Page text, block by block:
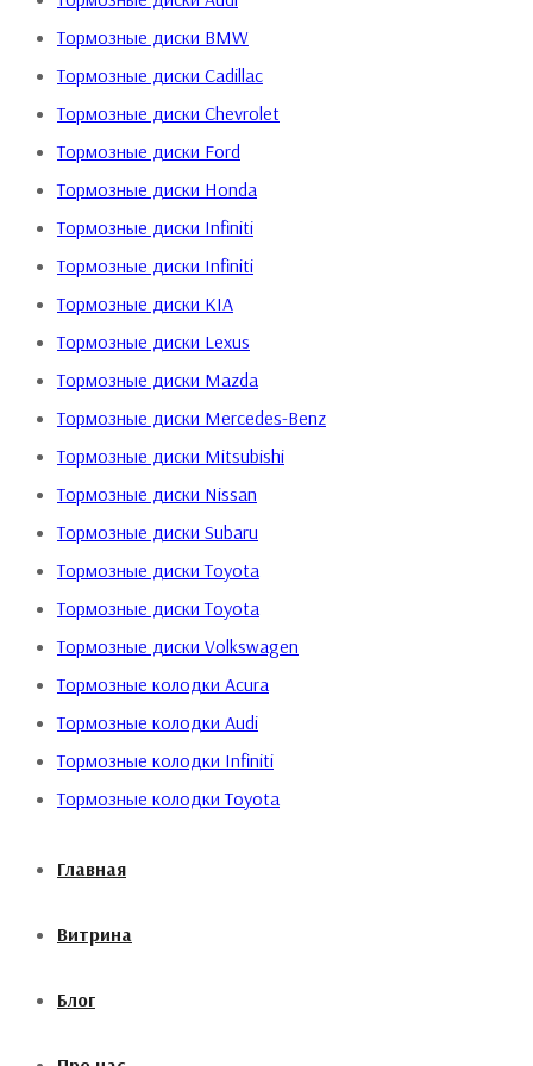
Тормозные диски BMW
Тормозные диски Cadillac
Тормозные диски Chevrolet
Тормозные диски Ford
Тормозные диски Honda
Тормозные диски Infiniti
Тормозные диски Infiniti
Тормозные диски KIA
Тормозные диски Lexus
Тормозные диски Mazda
Тормозные диски Mercedes-Benz
Тормозные диски Mitsubishi
Тормозные диски Nissan
Тормозные диски Subaru
Тормозные диски Toyota
Тормозные диски Toyota
Тормозные диски Volkswagen
Тормозные колодки Acura
Тормозные колодки Audi
Тормозные колодки Infiniti
Тормозные колодки Toyota
Главная
Витрина
Блог
керамические тормозные колодки тише и торможение более
ровное. Для водителей, которые предпочитают эффективное
торможение, без каких-либо неприятных звуков, тормозные
колодки Ceramic – это лучшее предложение.
Детали
Марка Volkswagen
Модель Beetle
Год 2018
Опция All
Тип Задние
Будьте первым, кто оставил отзыв на
“Тормозные колодки Volkswagen